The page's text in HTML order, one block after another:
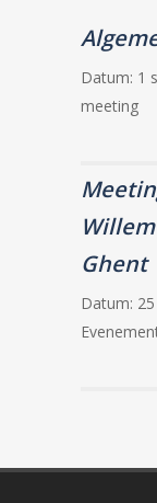
Datum: 1
meeting
Ghent
Datum: